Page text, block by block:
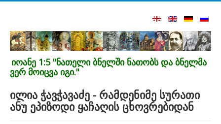
იოანე 1:5 "ნათელი ბნელში ნათობს და ბნელმა
ვერ მოიცვა იგი."
ილია ჭავჭავაძე - რამდენიმე სურათი
ანუ ეპიზოდი ყაჩაღის ცხოვრებიდან